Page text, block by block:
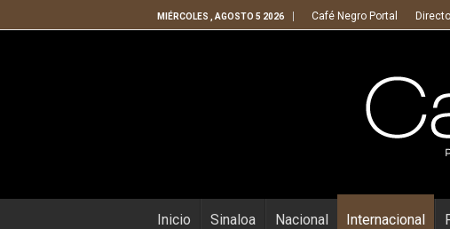
MIÉRCOLES , AGOSTO 5 2026 Café Negro Portal
Inicio Sinaloa Nacional Internacional